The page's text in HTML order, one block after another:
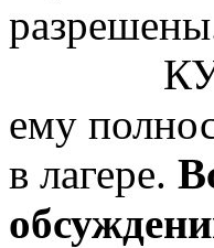
ему
в лагере.